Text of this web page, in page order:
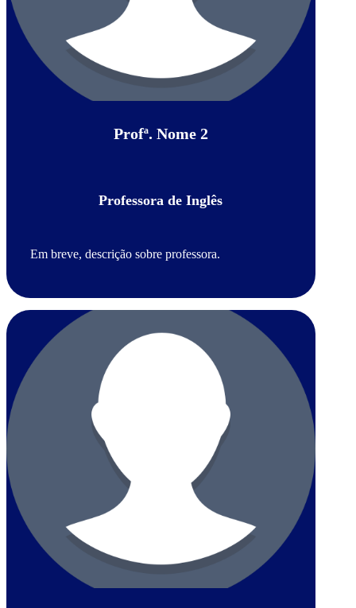
Profª. Nome 2
Professora de Inglês
Em breve, descrição sobre professora.